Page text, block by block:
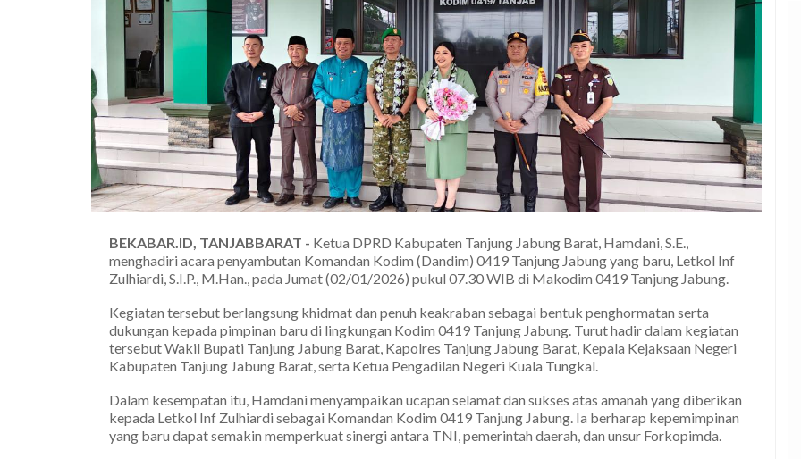
BEKABAR.ID, TANJABBARAT - Ketua DPRD Kabupaten Tanjung Jabung Barat, Hamdani, S.E.,
menghadiri acara penyambutan Komandan Kodim (Dandim) 0419 Tanjung Jabung yang baru, Letkol Inf
Zulhiardi, S.I.P., M.Han., pada Jumat (02/01/2026) pukul 07.30 WIB di Makodim 0419 Tanjung Jabung.
Kegiatan tersebut berlangsung khidmat dan penuh keakraban sebagai bentuk penghormatan serta
dukungan kepada pimpinan baru di lingkungan Kodim 0419 Tanjung Jabung. Turut hadir dalam kegiatan
tersebut Wakil Bupati Tanjung Jabung Barat, Kapolres Tanjung Jabung Barat, Kepala Kejaksaan Negeri
Kabupaten Tanjung Jabung Barat, serta Ketua Pengadilan Negeri Kuala Tungkal.
Dalam kesempatan itu, Hamdani menyampaikan ucapan selamat dan sukses atas amanah yang diberikan
kepada Letkol Inf Zulhiardi sebagai Komandan Kodim 0419 Tanjung Jabung. Ia berharap kepemimpinan
yang baru dapat semakin memperkuat sinergi antara TNI, pemerintah daerah, dan unsur Forkopimda.